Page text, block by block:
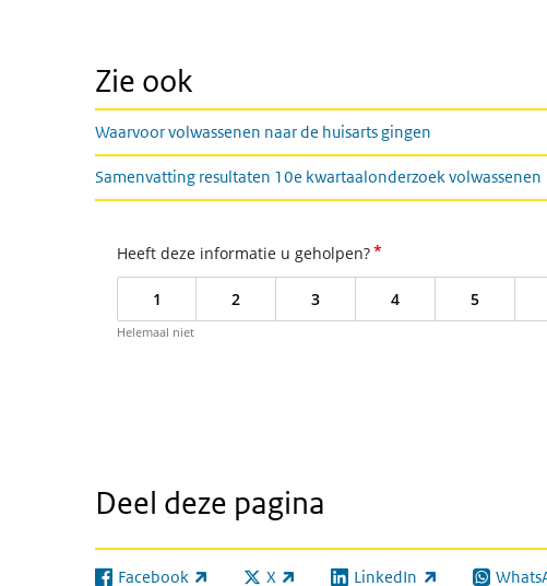
Zie ook
Waarvoor volwassenen naar de huisarts gingen
Samenvatting resultaten 10e kwartaalonderzoek volwassenen
Heeft deze informatie u geholpen?*
1 2 3 4 5
Helemaal niet
Deel deze pagina
Facebook X LinkedIn